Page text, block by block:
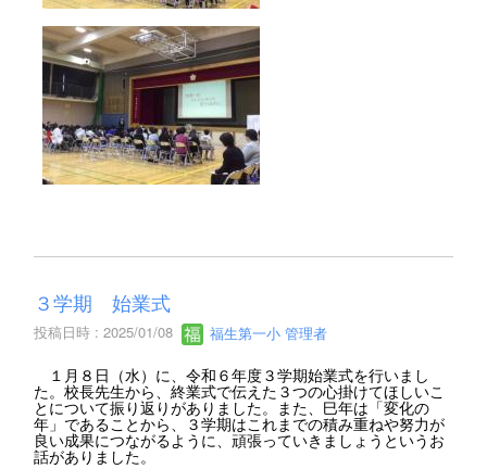
３学期 始業式
投稿日時 : 2025/01/08 福生第一小 管理者
１月８日（水）に、令和６年度３学期始業式を行いまし
た。校長先生から、終業式で伝えた３つの心掛けてほしいこ
とについて振り返りがありました。また、巳年は「変化の
年」であることから、３学期はこれまでの積み重ねや努力が
良い成果につながるように、頑張っていきましょうというお
話がありました。